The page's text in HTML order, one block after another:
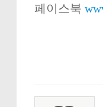
페이스북